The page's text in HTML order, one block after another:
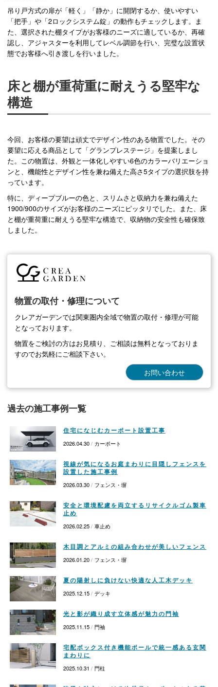
吊り戸方式の扉が「軽く」「静か」に開閉するか、使いやすい
「把手」や「2ロックシステム錠」の動作もチェックします。ま
た、選択された棚タイプがお客様のニーズに適しているか、再確
認し、アジャスターを利用してレベル調節を行い、完璧な設置状
態でお客様へ引き渡しを行いました。
床と棚が重荷重に耐えうる堅牢な
構造
今回、お客様の要望は頑丈でデザイン性のある物置でした。その
要望に応える商品として「グランプレステージ」を提案しまし
た。この物置は、外観と一体化しやすい6色のカラーバリエーショ
ンと、機能性とデザイン性を兼ね備えた高さ5タイプの選択肢を持
っています。
特に、ディープブルーの色と、スリムさと収納力を兼ね備えた
1900/900のサイズがお客様のニーズにピッタリでした。また、床
と棚が重荷重に耐えうる堅牢な構造で、収納物の安全性も確保致
しました。
物置の取付・修理について
クレアガーデンでは関東圏内全域で物置の取付・修理が可能
となっております。
物置をご検討の方はお見積り、ご相談は無料となっておりま
すのでお気軽にご相談下さい。
お問い合わせ
過去の施工事例一覧
住宅になじむカーポート設置工事
2026.04.30 カーポート
視線が気になるお庭まわりに目隠しフェンスを
設置した施工事例
2026.03.30 フェンス・塀
安全と環境配慮を両立するリサイクルゴム製車
止め
2026.02.25 車止め
木目調とアルミの組み合わせが美しいフェンス
2026.01.20 フェンス・塀
夏の陽射しに負けない快適な人工木デッキ
2025.12.15 デッキ
光と影が織り成す立体感が魅力の門袖
2025.11.15 門袖
宅配ボックス付き機能ポールで統一感ある玄関
まわりに
2025.10.31 門柱